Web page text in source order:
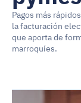
Pagos más
la facturación
que aporta de
marroquíes.